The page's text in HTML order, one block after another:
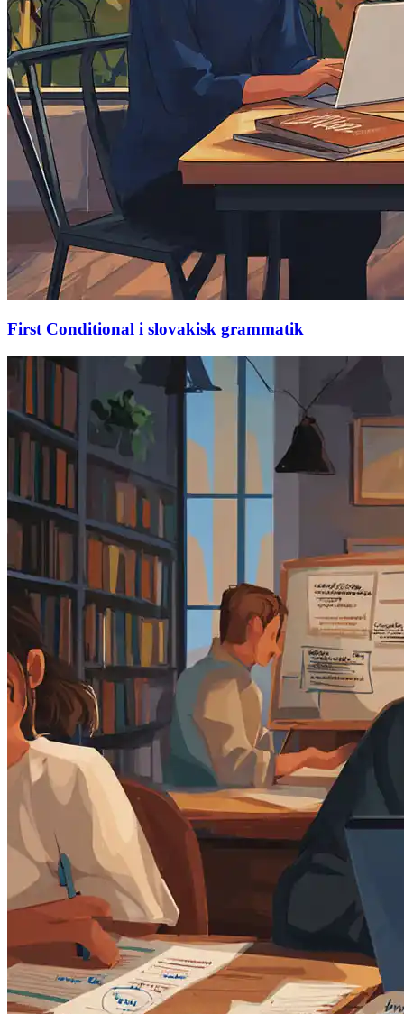
First Conditional i slovakisk grammatik